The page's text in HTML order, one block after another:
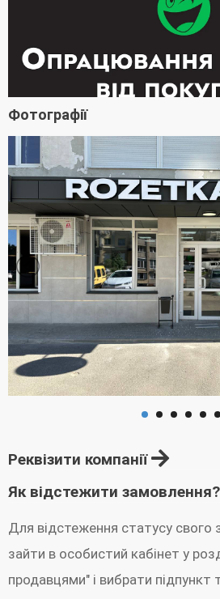
Фотографії
Реквізити компанії
Як відстежити замовлення?
Для відстеження статусу свого
зайти в особистий кабінет у
продавцями" і вибрати підпункт